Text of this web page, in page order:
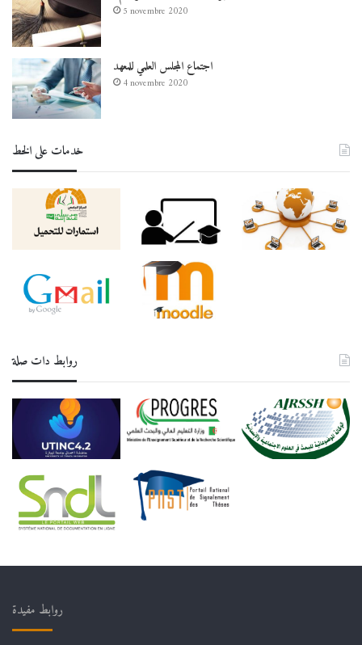
5 novembre 2020
اجتماع المجلس العلمي للمعهد
4 novembre 2020
خدمات على الخط
روابط دات صلة
روابط مفيدة